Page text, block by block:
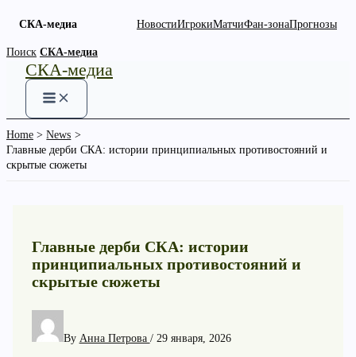
СКА-медиа НовостиИгрокиМатчиФан-зонаПрогнозы
Skip
content
Поиск СКА-медиа
СКА-медиа
Home
News
Главные дерби СКА: истории принципиальных противостояний и
скрытые сюжеты
Главные дерби СКА: истории
принципиальных противостояний и
скрытые сюжеты
By Анна Петрова / 29 января, 2026